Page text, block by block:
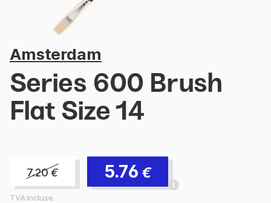
Amsterdam
Series 600 Brush
Flat Size 14
7.20€ 5.76 €
TVA incluse